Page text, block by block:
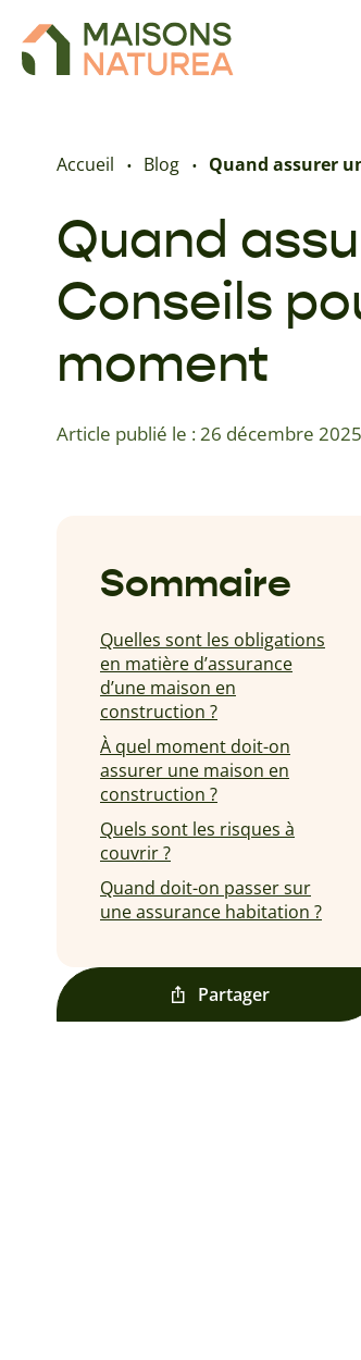
Quand
Conseils
moment
Accueil Blog Quand assurer
Article publié le : 26 décembre 2025
Sommaire
Quelles sont les obligations
en matière d’assurance
d’une maison en
construction ?
À quel moment doit-on
assurer une maison en
construction ?
Quels sont les risques à
couvrir ?
Quand doit-on passer sur
une assurance habitation ?
Partager